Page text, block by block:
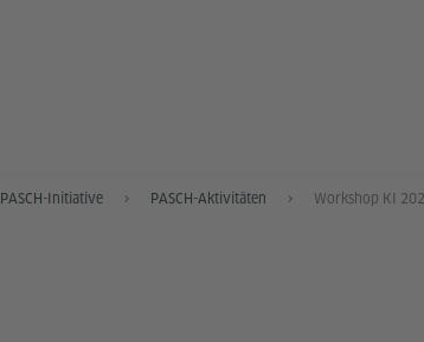
PASCH-Initiative PASCH-Aktivitäten Workshop KI